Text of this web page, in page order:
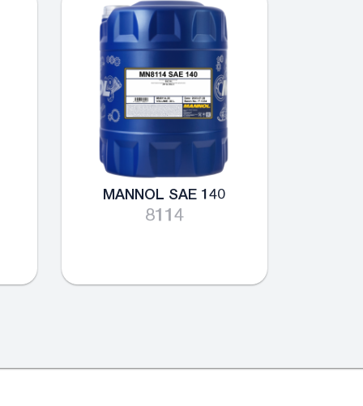
MANNOL SAE 140
8114